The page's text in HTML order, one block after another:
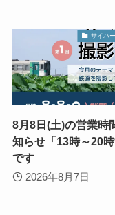
サイバ
8月8日(土)の営業時
知らせ「13時～20時
です
2026年8月7日